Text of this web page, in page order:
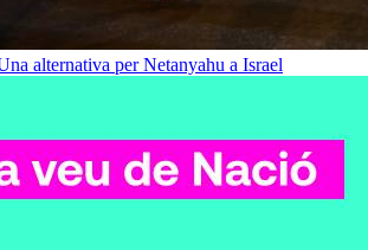
alternativa per Netanyahu a Israel